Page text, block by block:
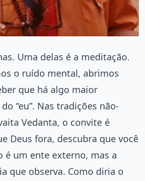
Uma delas é a meditação.
o ruído mental, abrimos
que há algo maior
“eu”. Nas tradições não-
Vedanta, o convite é
Deus fora, descubra que você
é um ente externo, mas a
que observa. Como diria o